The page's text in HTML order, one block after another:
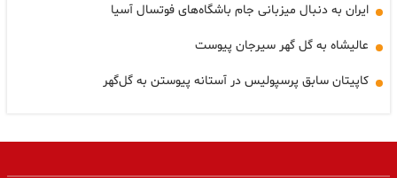
ایران به دنبال میزبانی جام باشگاه‌های فوتسال آسیا
عالیشاه به گل گهر سیرجان پیوست
کاپیتان سابق پرسپولیس در آستانه پیوستن به گل‌گهر